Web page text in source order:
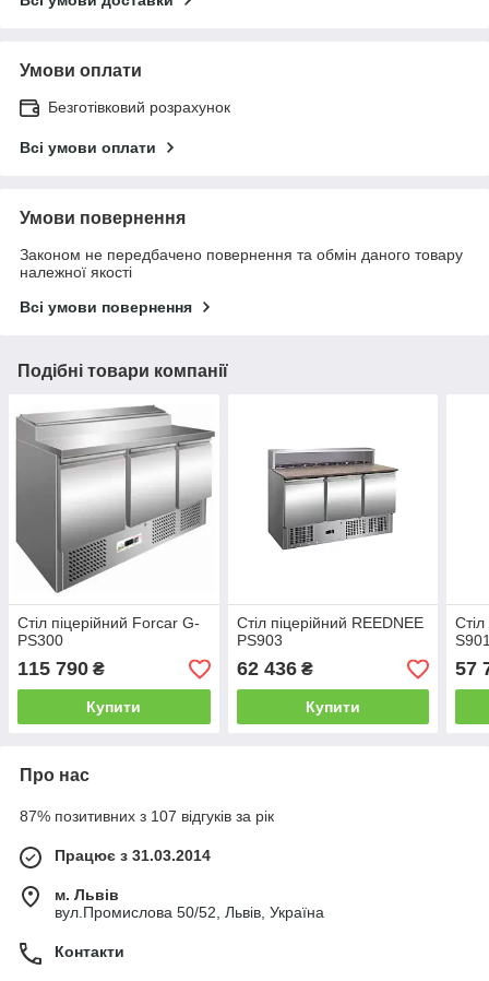
Умови оплати
Безготівковий розрахунок
Всі умови оплати
Умови повернення
Законом не передбачено повернення та обмін даного товару
належної якості
Всі умови повернення
Подібні товари компанії
Стіл піцерійний Forcar G-
PS300
115 790 ₴
Купити
Стіл піцерійний REEDNEE
PS903
62 436₴
Купити
57
Про нас
87% позитивних з 107 відгуків за рік
Працює з 31.03.2014
м. Львів
вул.Промислова 50/52, Львів, Україна
Контакти